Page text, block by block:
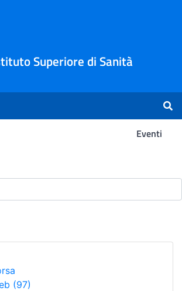
Superiore di Sanità
Eventi
Ricerca -
(97)